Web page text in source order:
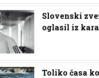
Slovenski
oglasil iz
Toliko časa